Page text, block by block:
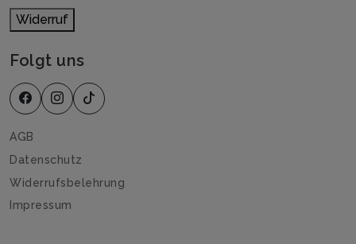
Widerruf
Folgt uns
AGB
Datenschutz
Widerrufsbelehrung
Impressum